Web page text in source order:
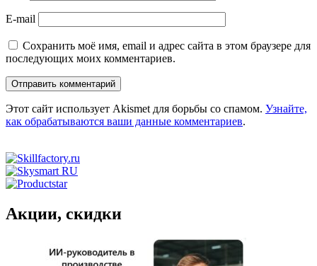
E-mail
Сохранить моё имя, email и адрес сайта в этом браузере для
последующих моих комментариев.
Этот сайт использует Akismet для борьбы со спамом. Узнайте,
как обрабатываются ваши данные комментариев.
Акции, скидки